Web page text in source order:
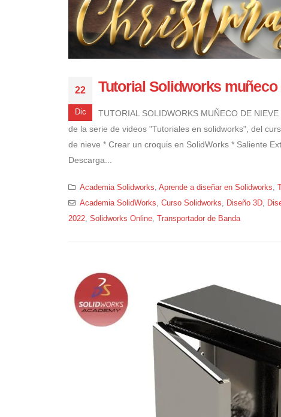
22
Dic
Tutorial Solidworks muñeco
TUTORIAL SOLIDWORKS MUÑECO DE
de la serie de videos "Tutoriales en solidworks", del
de nieve * Crear un croquis en SolidWorks * Saliente
Descarga...
Academia Solidworks, Aprende a diseñar en Solidworks,
Academia SolidWorks, Curso Solidworks, Diseño 3D,
2022, Solidworks Online, Transportador de Banda